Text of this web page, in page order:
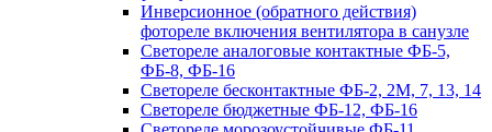
Инверсионное (обратного действия)
фотореле включения вентилятора в санузле
Светореле аналоговые контактные ФБ-5,
ФБ-8, ФБ-16
Светореле бесконтактные ФБ-2, 2М, 7, 13, 14
Светореле бюджетные ФБ-12, ФБ-16